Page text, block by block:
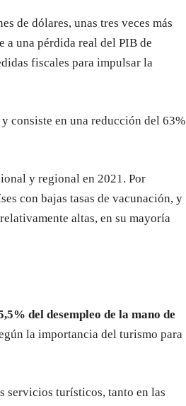
de dólares, unas tres veces más
una pérdida real del PIB de
fiscales para impulsar la
consiste en una reducción del 63%
y regional en 2021. Por
con bajas tasas de vacunación, y
altas, en su mayoría
del desempleo de la mano de
la importancia del turismo para
servicios turísticos, tanto en las